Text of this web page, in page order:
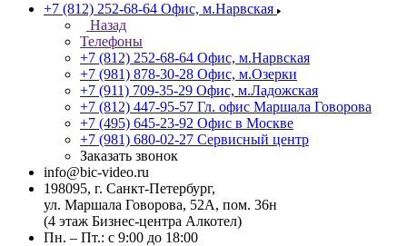
+7 (812) 252-68-64 Офис, м.Нарвская
Назад
Телефоны
+7 (812) 252-68-64 Офис, м.Нарвская
+7 (981) 878-30-28 Офис, м.Озерки
+7 (911) 709-35-29 Офис, м.Ладожская
+7 (812) 447-95-57 Гл. офис Маршала Говорова
+7 (495) 645-23-92 Офис в Москве
+7 (981) 680-02-27 Сервисный центр
Заказать звонок
info@bic-video.ru
198095, г. Санкт-Петербург,
ул. Маршала Говорова, 52А, пом. 36н
(4 этаж Бизнес-центра Алкотел)
Пн. – Пт.: с 9:00 до 18:00